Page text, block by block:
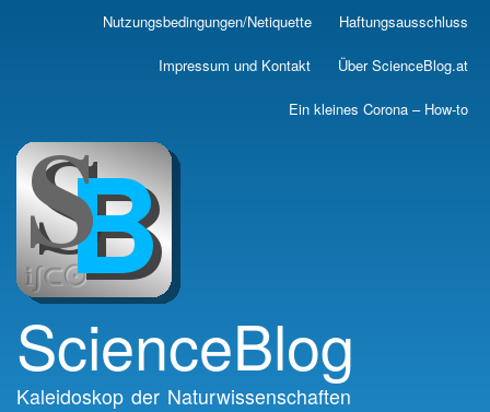
Skip
main
Nutzungsbedingungen/Netiquette Haftungsausschluss
Impressum und Kontakt Über ScienceBlog.at
Ein kleines Corona – How-to
ScienceBlog
Kaleidoskop der Naturwissenschaften